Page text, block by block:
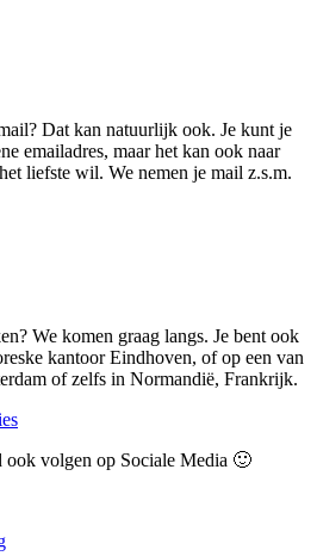
Dat kan natuurlijk ook. Je kunt je
emailadres, maar het kan ook naar
liefste wil. We nemen je mail z.s.m.
We komen graag langs. Je bent ook
kantoor Eindhoven, of op een van
of zelfs in Normandië, Frankrijk.
ook volgen op Sociale Media 🙂